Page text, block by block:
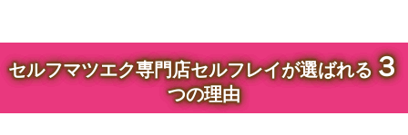
セルフマツエク専門店セルフレイが選ばれる３
つの理由